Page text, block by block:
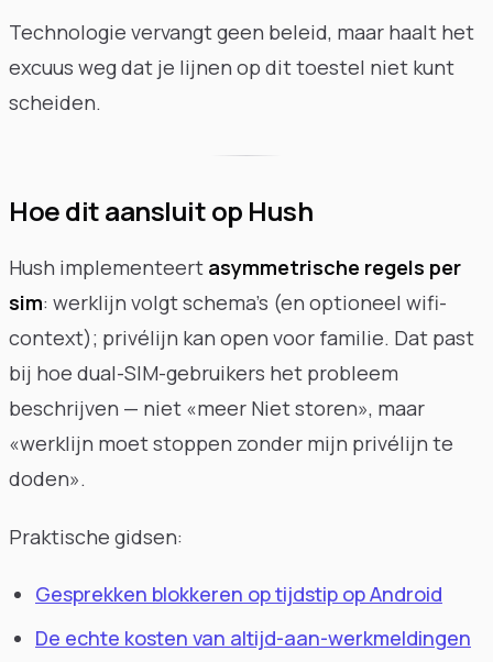
Technologie vervangt geen beleid, maar haalt het
excuus weg dat je lijnen op dit toestel niet kunt
scheiden.
Hoe dit aansluit op Hush
Hush implementeert asymmetrische regels per
sim: werklijn volgt schema's (en optioneel wifi-
context); privélijn kan open voor familie. Dat past
bij hoe dual-SIM-gebruikers het probleem
beschrijven — niet «meer Niet storen», maar
«werklijn moet stoppen zonder mijn privélijn te
doden».
Praktische gidsen:
Gesprekken blokkeren op tijdstip op Android
De echte kosten van altijd-aan-werkmeldingen